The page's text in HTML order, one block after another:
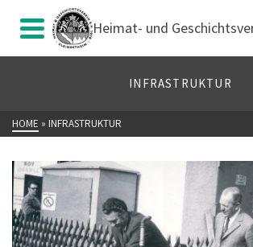
Heimat- und
INFRASTRUKTUR
HOME » INFRASTRUKTUR